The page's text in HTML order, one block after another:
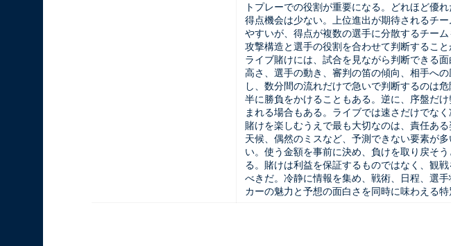
トプレーでの役割が重要になる。どれほど優
得点機会は少ない。上位進出が期待されるチ
やすいが、得点が複数の選手に分散するチー
攻撃構造と選手の役割を合わせて判断すること
ライブ賭けには、試合を見ながら判断できる
高さ、選手の動き、審判の笛の傾向、相手へ
し、数分間の流れだけで急いで判断するのは
半に勝負をかけることもある。逆に、序盤だ
まれる場合もある。ライブでは速さだけでなく
賭けを楽しむうえで最も大切なのは、責任あ
天候、偶然のミスなど、予測できない要素が
い。使う金額を事前に決め、負けを取り戻そ
る。賭けは利益を保証するものではなく、観
べきだ。冷静に情報を集め、戦術、日程、選
カーの魅力と予想の面白さを同時に味わえる特